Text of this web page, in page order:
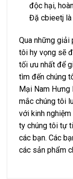
độc hại,
Đặ cbieetj là
Qua những giải
tôi hy vọng sẽ
tối ưu nhất để
tìm đến chúng
Mại Nam Hưng
mắc chúng tôi
với kinh
ty chúng tôi tự
các bạn. Các
các sản phẩm